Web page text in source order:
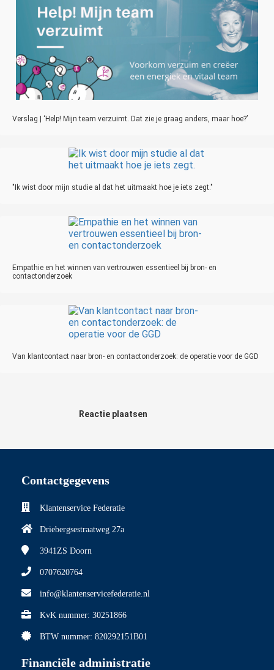
Verslag | ‘Help! Mijn team verzuimt. Dat zie je graag anders, maar hoe?’
"Ik wist door mijn studie al dat het uitmaakt hoe je iets zegt."
Empathie en het winnen van vertrouwen essentieel bij bron- en
contactonderzoek
Van klantcontact naar bron- en contactonderzoek: de operatie voor de GGD
Reactie plaatsen
Contactgegevens
Klantenservice Federatie
Driebergsestraatweg 27a
3941ZS Doorn
0707620764
info@klantenservicefederatie.nl
KvK nummer: 30251866
BTW nummer: 820292151B01
Financiële administratie